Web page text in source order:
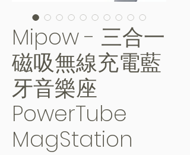
Mipow - 三合一
磁吸無線充電藍
牙音樂座
PowerTube
MagStation